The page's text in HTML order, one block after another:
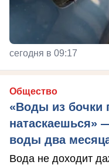
сегодня в 09:17
Общество
«Воды из бочки
натаскаешься»
воды два
Вода не доходит